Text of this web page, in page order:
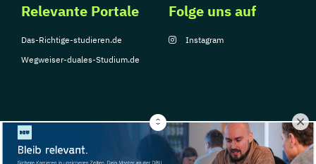
Relevante Portale
Das-Richtige-studieren.de
Wegweiser-duales-Studium.de
Folge uns auf
Instagram
© Copyright 2026, TarGroup Media GmbH